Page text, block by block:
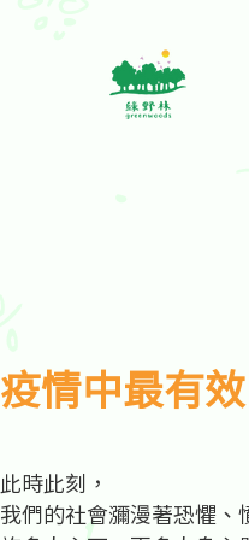
疫情中最有
此時此刻，
我們的社會瀰漫著恐懼、